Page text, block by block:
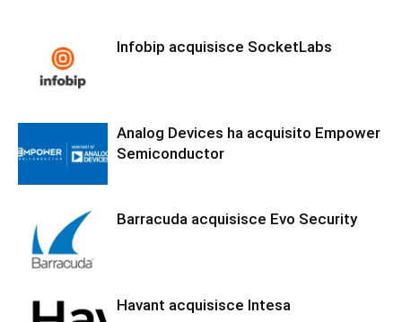
Infobip acquisisce SocketLabs
Analog Devices ha acquisito Empower
Semiconductor
Barracuda acquisisce Evo Security
Havant acquisisce Intesa